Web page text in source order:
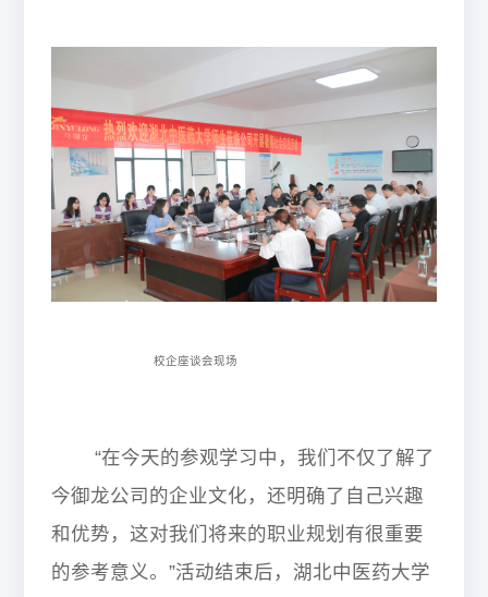
校企座谈会现场
“在今天的参观学习中，我们不仅了解了
今御龙公司的企业文化，还明确了自己兴趣
和优势，这对我们将来的职业规划有很重要
的参考意义。”活动结束后，湖北中医药大学